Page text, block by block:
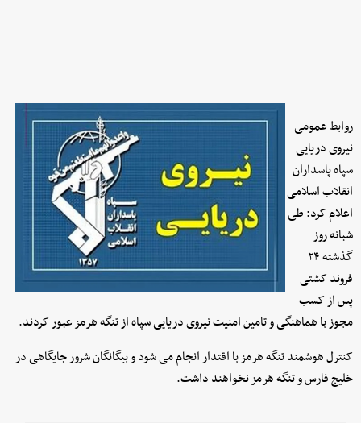
روابط عمومی
نیروی دریایی
سپاه پاسداران
انقلاب اسلامی
اعلام کرد: طی
شبانه روز
گذشته ۲۴
فروند کشتی
پس از کسب
مجوز با هماهنگی و تامین امنیت نیروی دریایی سپاه از تنگه هرمز عبور کردند.
کنترل هوشمند تنگه هرمز با اقتدار انجام می شود و بیگانگان شرور جایگاهی در
خلیج فارس و تنگه هرمز نخواهند داشت.